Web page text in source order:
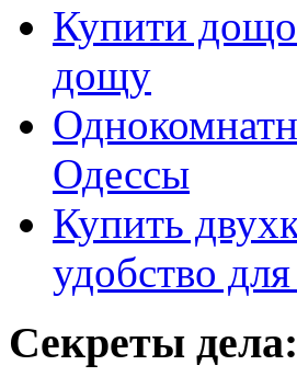
Купити
дощу
Одессы
Купить
удобство
Секреты дела: